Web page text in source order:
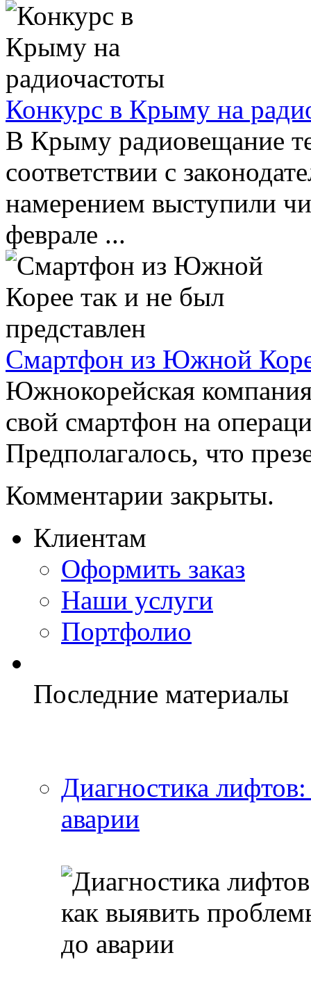
Конкурс в Крыму на
В Крыму радиовещание
соответствии с
намерением выступили
феврале ...
Смартфон из Южной
Южнокорейская
свой смартфон на
Предполагалось, что
Комментарии закрыты.
Клиентам
Оформить заказ
Наши услуги
Портфолио
Последние материалы
Диагностика
аварии